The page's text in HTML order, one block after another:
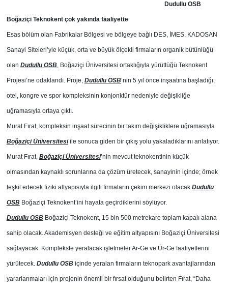
Dudullu OSB
Boğaziçi Teknokent çok yakında faaliyette
Esas bölüm olan Fabrikalar Bölgesi ve bölgeye bağlı DES, İMES, KADOSAN
Sanayi Siteleri’yle küçük, orta ve büyük ölçekli firmaların organik bütünlüğü
olan Dudullu OSB, Boğaziçi Üniversitesi ortaklığıyla yürüttüğü Teknokent
Projesi’ne odaklandı. Proje, Dudullu OSB’nin 5 yıl önce inşaatına başladığı;
otel, kongre ve spor kompleksinin konjonktür nedeniyle değişikliğe
uğramasıyla ortaya çıktı.
Murat Fırat, kompleksin inşaat sürecinin bir takım değişikliklere uğramasıyla
Boğaziçi Üniversitesiile sonuca giden bir çıkış yolu yakaladıklarını anlatıyor.
Murat Fırat, Boğaziçi Üniversitesi’nin mevcut teknokentinin küçük
olmasından kaynaklı sorunlarına da çözüm üretecek, sanayinin içinde; örnek
teşkil edecek fiziki altyapısıyla ilgili firmaların çekim merkezi olacak Dudullu
OSBBoğaziçi Teknokent’ini hayata geçirdiklerini söylüyor.
Dudullu OSBBoğaziçi Teknokent, 15 bin 500 metrekare toplam kapalı alana
sahip olacak. Akademisyen desteği ve eğitim altyapısını Boğaziçi Üniversitesi
sağlayacak. Komplekste yeralacak işletmeler Ar-Ge ve Ür-Ge faaliyetlerini
yürütecek. Dudullu OSBiçinde yeralan firmaların teknopark avantajlarından
yararlanmaları için projenin önemli bir fırsat olduğunu belirten Fırat, “Daha